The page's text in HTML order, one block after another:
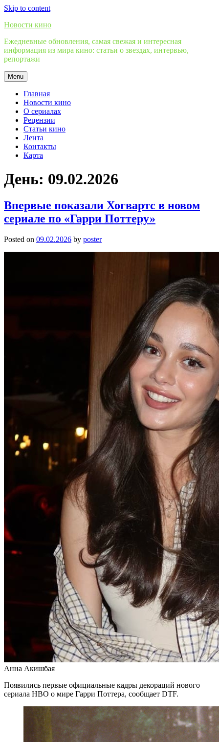
Skip to content
Новости кино
Ежедневные обновления, самая свежая и интересная
информация из мира кино: статьи о звездах, интервью,
репортажи
Menu
Главная
Новости кино
О сериалах
Рецензии
Статьи кино
Лента
Контакты
Карта
День: 09.02.2026
Впервые показали Хогвартс в новом
сериале по «Гарри Поттеру»
Posted on 09.02.2026 by poster
Анна Акишбая
Появились первые официальные кадры декораций нового
сериала HBO о мире Гарри Поттера, сообщает DTF.